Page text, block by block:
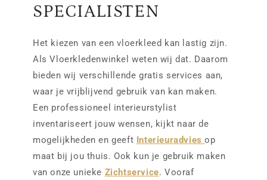
SPECIALISTEN
Het kiezen van een vloerkleed kan lastig zijn.
Als Vloerkledenwinkel weten wij dat. Daarom
bieden wij verschillende gratis services aan,
waar je vrijblijvend gebruik van kan maken.
Een professioneel interieurstylist
inventariseert jouw wensen, kijkt naar de
mogelijkheden en geeft Interieuradviesop
maat bij jou thuis. Ook kun je gebruik maken
van onze unieke Zichtservice. Vooraf